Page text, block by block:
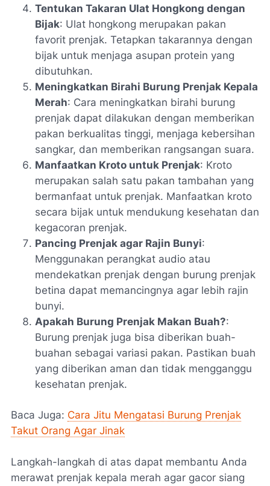
Tentukan Takaran Ulat Hongkong dengan
Bijak: Ulat hongkong merupakan pakan
favorit prenjak. Tetapkan takarannya dengan
bijak untuk menjaga asupan protein yang
dibutuhkan.
Meningkatkan Birahi Burung Prenjak Kepala
Merah: Cara meningkatkan birahi burung
prenjak dapat dilakukan dengan memberikan
pakan berkualitas tinggi, menjaga kebersihan
sangkar, dan memberikan rangsangan suara.
Manfaatkan Kroto untuk Prenjak: Kroto
merupakan salah satu pakan tambahan yang
bermanfaat untuk prenjak. Manfaatkan kroto
secara bijak untuk mendukung kesehatan dan
kegacoran prenjak.
Pancing Prenjak agar Rajin Bunyi:
Menggunakan perangkat audio atau
mendekatkan prenjak dengan burung prenjak
betina dapat memancingnya agar lebih rajin
bunyi.
Apakah Burung Prenjak Makan Buah?:
Burung prenjak juga bisa diberikan buah-
buahan sebagai variasi pakan. Pastikan buah
yang diberikan aman dan tidak mengganggu
kesehatan prenjak.
Baca Juga: Cara Jitu Mengatasi Burung Prenjak
Takut Orang Agar Jinak
Langkah-langkah di atas dapat membantu Anda
merawat prenjak kepala merah agar gacor siang